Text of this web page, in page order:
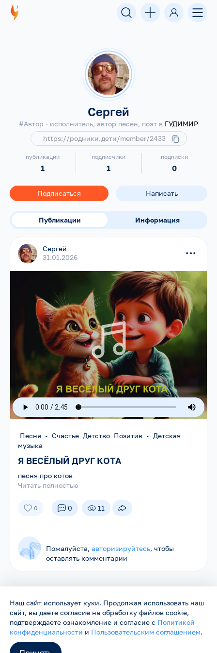
Сергей
#Автор - исполнитель, автор песен, поэт в ГУДИМИР
https://родники.дети/member/2433
публикации
1
подписчики
1
подписки
0
Подписаться Написать
Публикации Информация
Сергей
31.01.2026
...
Песня • Счастье Детство Позитив • Детская
музыка
Я ВЕСЁЛЫЙ ДРУГ КОТА
песня про котов
Читать полностью
0 0 11
Пожалуйста,авторизируйтесь, чтобы
оставлять комментарии
Родники ©2026
Нас объединяет песня
Сайт работает в тестовом режиме и будет обновляться.
Пожелания и замечания можно направить на
support@rodniki.com.ru
Наш сайт использует куки. Продолжая использовать наш
сайт, вы даете согласие на обработку файлов cookie,
подтверждаете ознакомление и согласие с Политикой
конфиденциальности и Пользовательским соглашением.